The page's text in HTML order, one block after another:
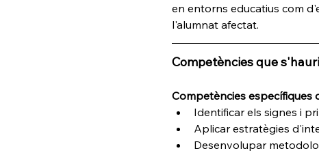
en entorns educatius com
l'alumnat afectat.
Competències que
Competències específiques
Identificar els signes i
Aplicar estratègies
Desenvolupar